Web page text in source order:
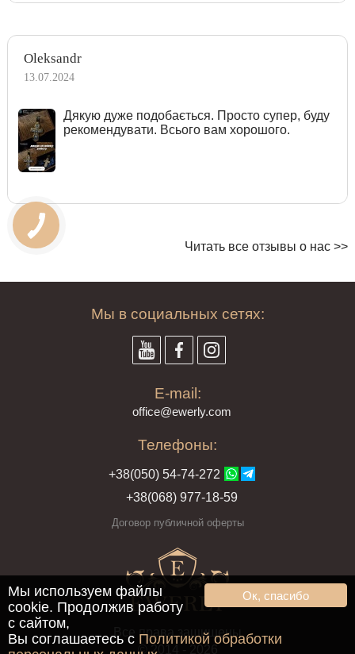
Oleksandr
13.07.2024
Дякую дуже подобається. Просто супер, буду
рекомендувати. Всього вам хорошого.
Читать все отзывы о нас >>
Мы в социальных сетях:
E-mail:
office@ewerly.com
Телефоны:
+38(050) 54-74-272
+38(068) 977-18-59
Договор публичной оферты
Все права защищены
© 2014 - 2026
Ок, спасибо
Мы используем файлы
cookie. Продолжив работу
с сайтом,
Вы соглашаетесь с Политикой обработки